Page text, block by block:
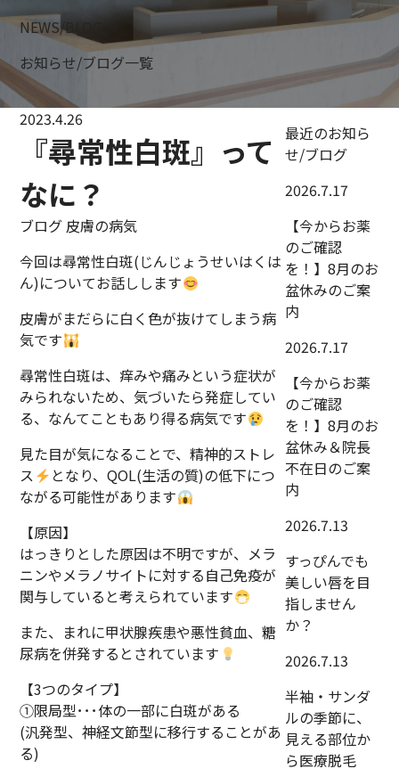
NEWS/BLOG
お知らせ/ブログ一覧
2023.4.26
『尋常性白斑』って
なに？
ブログ 皮膚の病気
今回は尋常性白斑(じんじょうせいはくは
ん)についてお話しします
皮膚がまだらに白く色が抜けてしまう病
気です
尋常性白斑は、痒みや痛みという症状が
みられないため、気づいたら発症してい
る、なんてこともあり得る病気です
見た目が気になることで、精神的ストレ
ス
となり、QOL(生活の質)の低下につ
ながる可能性があります
【原因】
はっきりとした原因は不明ですが、メラ
ニンやメラノサイトに対する自己免疫が
関与していると考えられています
また、まれに甲状腺疾患や悪性貧血、糖
尿病を併発するとされています
【3つのタイプ】
①限局型･･･体の一部に白斑がある
(汎発型、神経文節型に移行することがあ
る)
最近のお知ら
せ/ブログ
2026.7.17
【今からお薬
のご確認
を！】8月のお
盆休みのご案
内
2026.7.17
【今からお薬
のご確認
を！】8月のお
盆休み＆院長
不在日のご案
内
2026.7.13
すっぴんでも
美しい唇を目
指しません
か？
2026.7.13
半袖・サンダ
ルの季節に、
見える部位か
ら医療脱毛